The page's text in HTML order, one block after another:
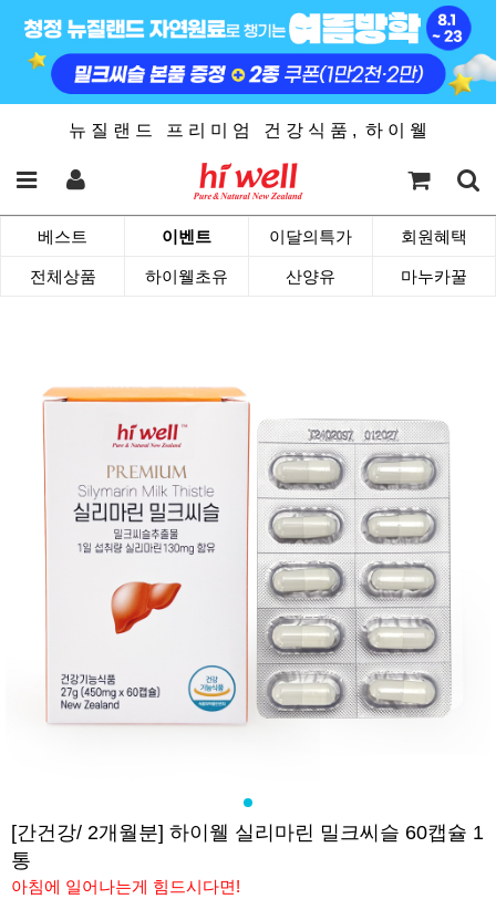
뉴 질 랜 드 프 리 미 엄 건 강 식 품 , 하 이 웰
베스트 이벤트 이달의특가 회원혜택
전체상품 하이웰초유 산양유 마누카꿀
[간건강/ 2개월분] 하이웰 실리마린 밀크씨슬 60캡슐 1
통
아침에 일어나는게 힘드시다면!